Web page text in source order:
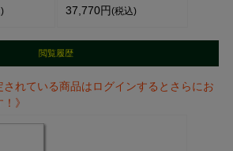
37,770円(税込)
閲覧履歴
されている商品はログインするとさらにお
》